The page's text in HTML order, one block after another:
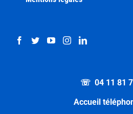
☏ 04 11 81
Accueil